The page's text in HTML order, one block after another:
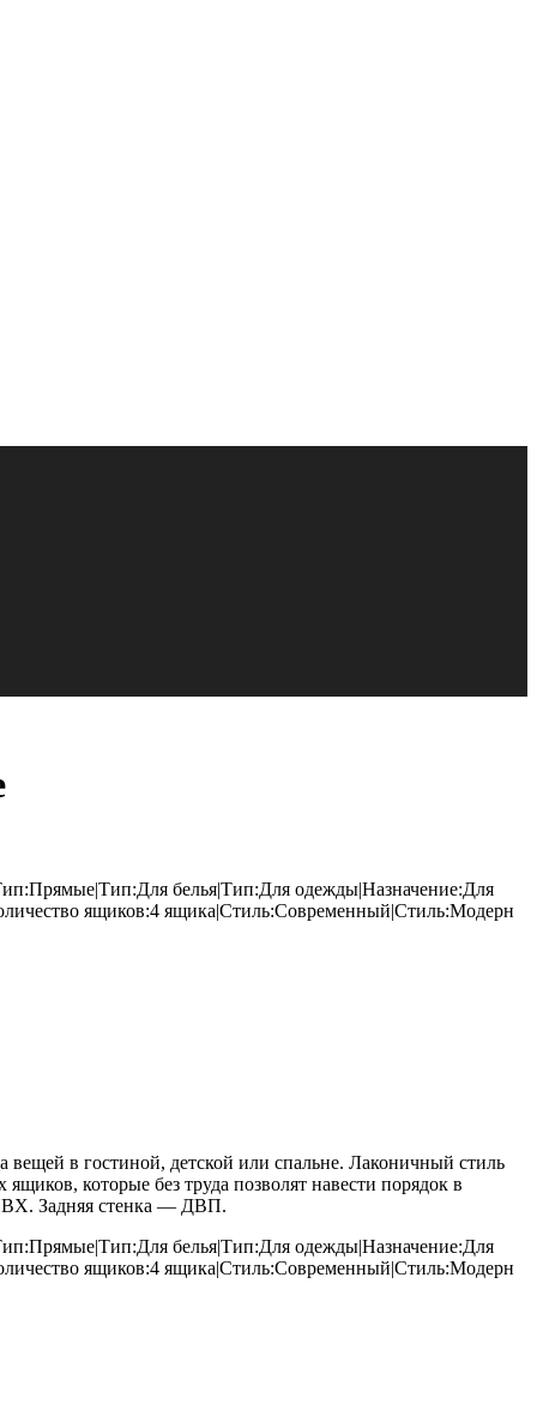
белья|Тип:Для одежды|Назначение:Для
ящиков:4 ящика|Стиль:Современный|Стиль:Модерн
в гостиной, детской или спальне. Лаконичный стиль
которые без труда позволят навести порядок в
Задняя стенка — ДВП.
белья|Тип:Для одежды|Назначение:Для
ящиков:4 ящика|Стиль:Современный|Стиль:Модерн